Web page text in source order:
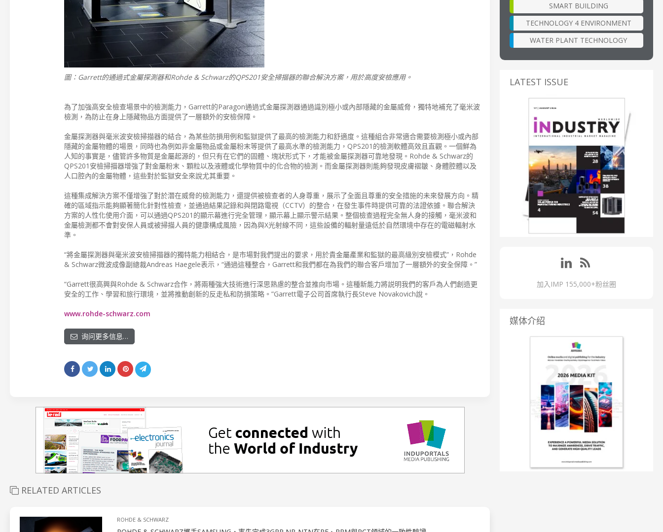
圖：Garrett的通過式金屬探測器和Rohde & Schwarz的QPS201安全掃描器的聯合解決方案，用於高度安檢應用。
為了加強高安全檢查場景中的檢測能力，Garrett的Paragon通過式金屬探測器通過識別極小或內部隱藏的金屬威脅，獨特地補充了毫米波
檢測，為防止在身上隱藏物品方面提供了一層額外的安檢保障。
金屬探測器與毫米波安檢掃描器的結合，為某些防損用例和監獄提供了最高的檢測能力和舒適度。這種組合非常適合需要檢測極小或內部
隱藏的金屬物體的場景，同時也為例如非金屬物品或金屬粉末等提供了最高水準的檢測能力，QPS201的檢測軟體高效且直觀。一個鮮為
人知的事實是，儘管許多物質是金屬起源的，但只有在它們的固體、塊狀形式下，才能被金屬探測器可靠地發現。Rohde & Schwarz的
QPS201安檢掃描器增強了對金屬粉末、顆粒以及液體或化學物質中的化合物的檢測。而金屬探測器則能夠發現皮膚褶皺、身體腔體以及
人口腔內的金屬物體，這些對於監獄安全來說尤其重要。
這種集成解決方案不僅增強了對於潛在威脅的檢測能力，還提供被檢查者的人身尊重，展示了全面且尊重的安全措施的未來發展方向。精
確的區域指示能夠顯著簡化針對性檢查，並通過結果記錄和與閉路電視（CCTV）的整合，在發生事件時提供可靠的法證依據。聯合解決
方案的人性化使用介面，可以通過QPS201的顯示幕進行完全管理，顯示幕上顯示警示結果。整個檢查過程完全無人身的接觸，毫米波和
金屬檢測都不會對安保人員或被掃描人員的健康構成風險，因為與X光射線不同，這些設備的輻射量遠低於自然環境中存在的電磁輻射水
準。
“將金屬探測器與毫米波安檢掃描器的獨特能力相結合，是市場對我們提出的要求，用於貴金屬產業和監獄的最高級別安檢模式”，Rohde
& Schwarz微波成像副總裁Andreas Haegele表示，“通過這種整合，Garrett和我們都在為我們的聯合客戶增加了一層額外的安全保障。”
“Garrett很高興與Rohde & Schwarz合作，將兩種強大技術進行深思熟慮的整合並推向市場。這種新能力將説明我們的客戶為人們創造更
安全的工作、學習和旅行環境，並將推動創新的反走私和防損策略。”Garrett電子公司首席執行長Steve Novakovich說。
www.rohde-schwarz.com
询问更多信息…
RELATED ARTICLES
ROHDE & SCHWARZ
SMART BUILDING
TECHNOLOGY 4 ENVIRONMENT
WATER PLANT TECHNOLOGY
LATEST ISSUE
加入IMP 155,000+粉丝圈
媒体介绍